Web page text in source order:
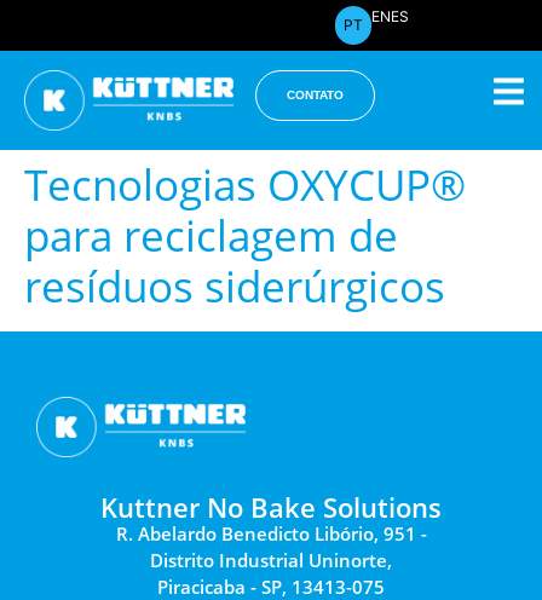
PT ENES
CONTATO
Tecnologias OXYCUP®
para reciclagem de
resíduos siderúrgicos
Kuttner No Bake Solutions
R. Abelardo Benedicto Libório, 951 -
Distrito Industrial Uninorte,
Piracicaba - SP, 13413-075